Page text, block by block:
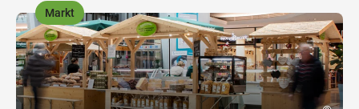
,
Markt